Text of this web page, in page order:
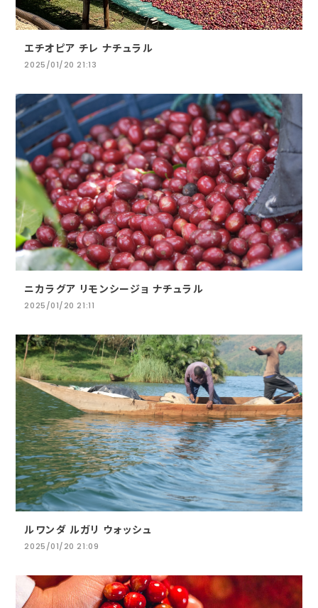
エチオピア チレ ナチュラル
2025/01/20 21:13
ニカラグア リモンシージョ ナチュラル
2025/01/20 21:11
ルワンダ ルガリ ウォッシュ
2025/01/20 21:09